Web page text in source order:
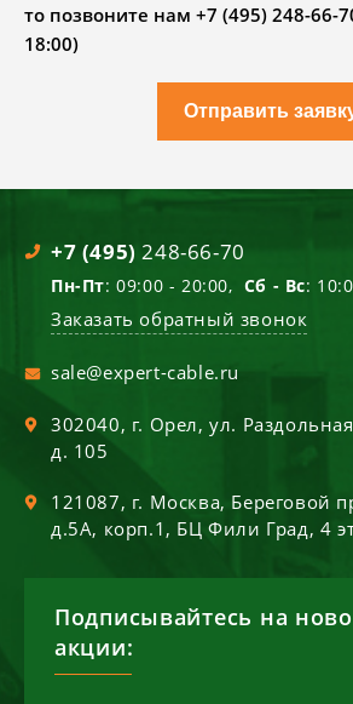
то позвоните нам +7 (495) 248-66-
18:00)
Отправить
+7 (495) 248-66-70
Пн-Пт: 09:00 - 20:00, Сб - Вс:
Заказать обратный звонок
sale@expert-cable.ru
302040, г. Орел,ул.
д. 105
121087, г. Москва, Береговой
д.5А, корп.1, БЦ Фили Град, 4
Подписывайтесь на
акции: